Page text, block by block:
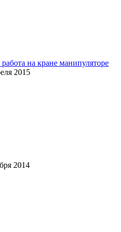
на кране манипуляторе
2015
2014